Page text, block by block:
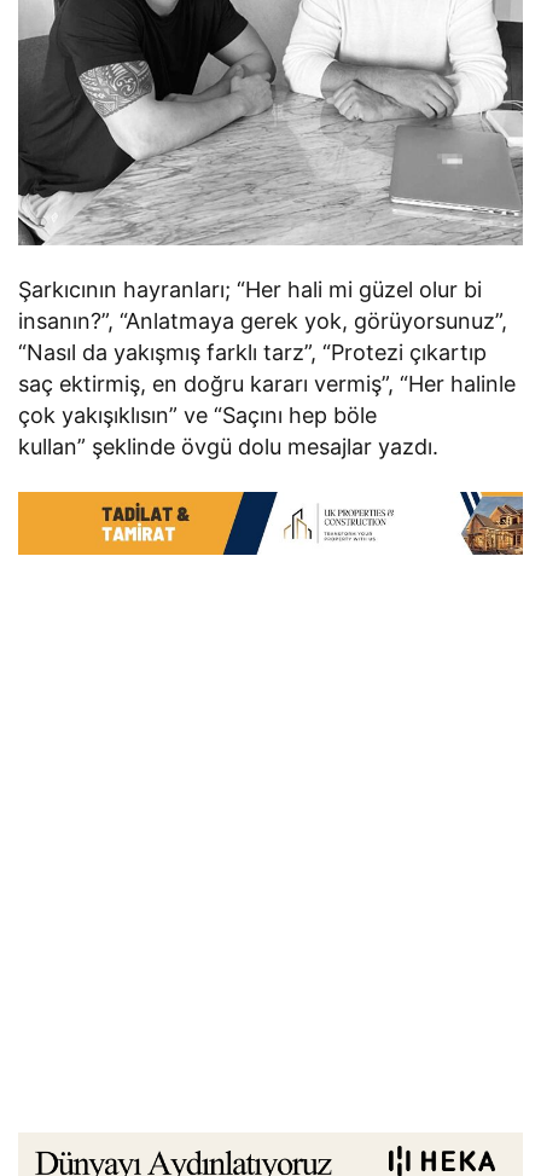
Şarkıcının hayranları; “Her hali mi güzel olur bi
insanın?”, “Anlatmaya gerek yok, görüyorsunuz”,
“Nasıl da yakışmış farklı tarz”, “Protezi çıkartıp
saç ektirmiş, en doğru kararı vermiş”, “Her halinle
çok yakışıklısın” ve “Saçını hep böle
kullan” şeklinde övgü dolu mesajlar yazdı.